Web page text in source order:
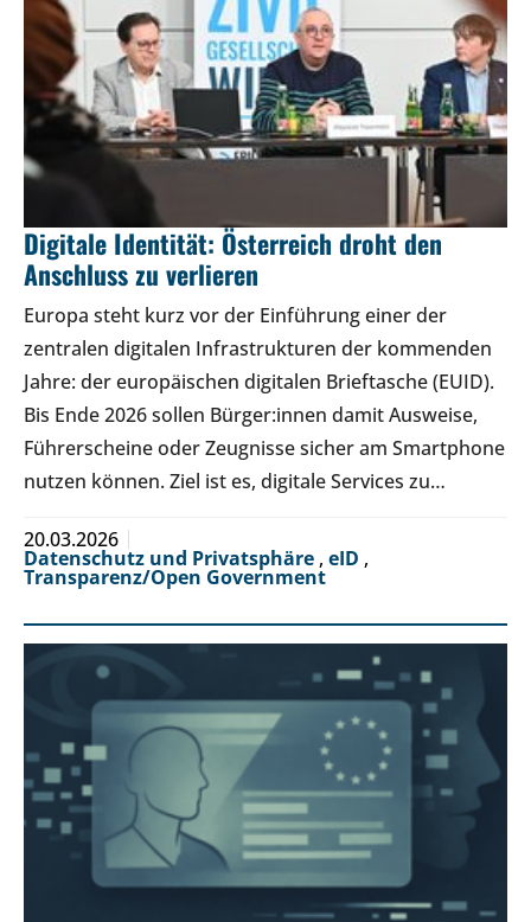
Digitale Identität: Österreich droht den
Anschluss zu verlieren
Europa steht kurz vor der Einführung einer der
zentralen digitalen Infrastrukturen der kommenden
Jahre: der europäischen digitalen Brieftasche (EUID).
Bis Ende 2026 sollen Bürger:innen damit Ausweise,
Führerscheine oder Zeugnisse sicher am Smartphone
nutzen können. Ziel ist es, digitale Services zu…
20.03.2026
Datenschutz und Privatsphäre , eID ,
Transparenz/Open Government